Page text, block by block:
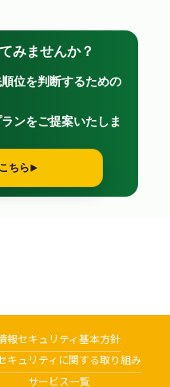
みませんか？
位を判断するための
ンをご提案いたしま
ちら
報セキュリティ基本方針
キュリティに関する取り組み
サービス一覧